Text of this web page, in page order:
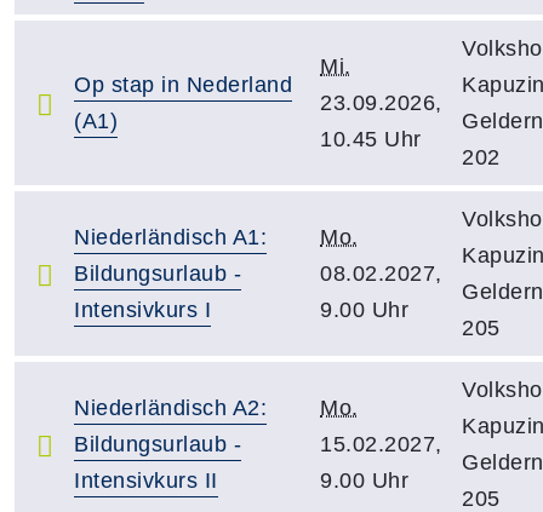
Op stap in Nederland
(A1)
Mi.
23.09.2026,
10.45 Uhr
202
Niederländisch A1:
Bildungsurlaub -
Intensivkurs I
Mo.
08.02.2027,
9.00 Uhr
205
Niederländisch A2:
Bildungsurlaub -
Intensivkurs II
Mo.
15.02.2027,
9.00 Uhr
205